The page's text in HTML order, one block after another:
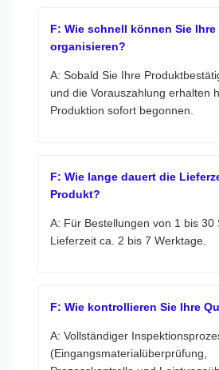
F: Wie schnell können Sie
organisieren?
A: Sobald Sie Ihre
und die Vorauszahlung erhalten
Produktion sofort begonnen.
F: Wie lange dauert die
Produkt?
A: Für Bestellungen von 1 bis 30
Lieferzeit ca. 2 bis 7 Werktage.
F: Wie kontrollieren Sie Ihre
A: Vollständiger
(Eingangsmaterialüberprüfung,